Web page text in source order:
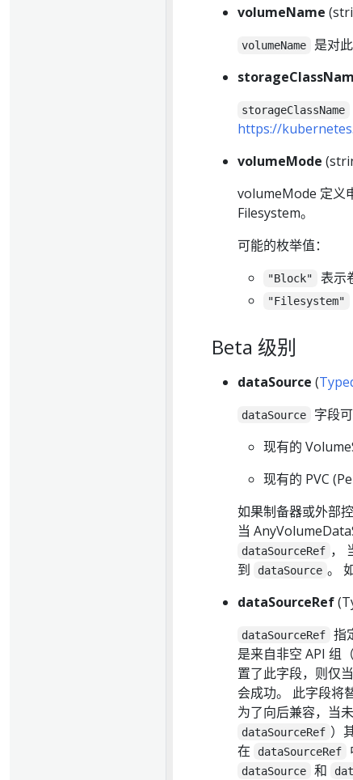
volumeName
volumeName
是对
storageClassName
https://
volumeMode
volumeMode 定义
Filesystem。
可能的枚举值：
"Block" 表示
"Filesystem"
Beta 级别
dataSource (
dataSource
字段
现有的
现有的 PVC
如果制备器或外部
当
dataSourceRef ，
到
dataSource 。
dataSourceRef
dataSourceRef
指
是来自非空 API 组
置了此字段，则仅
会成功。 此字段将
为了向后兼容，当
dataSourceRef ）
在
dataSourceRef
dataSource 和